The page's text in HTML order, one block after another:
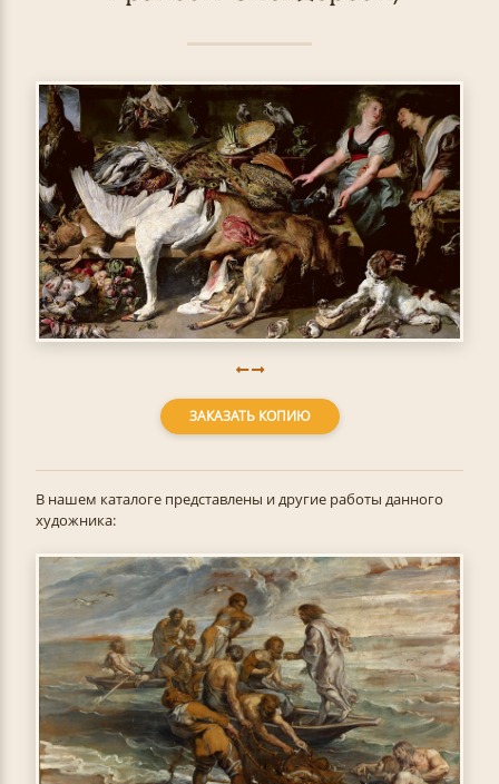
ЗАКАЗАТЬ КОПИЮ
В нашем каталоге представлены и другие работы данного
художника: